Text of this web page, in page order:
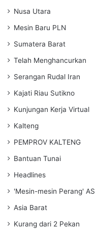
Nusa Utara
Mesin Baru PLN
Sumatera Barat
Telah Menghancurkan
Serangan Rudal Iran
Kajati Riau Sutikno
Kunjungan Kerja Virtual
Kalteng
PEMPROV KALTENG
Bantuan Tunai
Headlines
'Mesin-mesin Perang' AS
Asia Barat
Kurang dari 2 Pekan